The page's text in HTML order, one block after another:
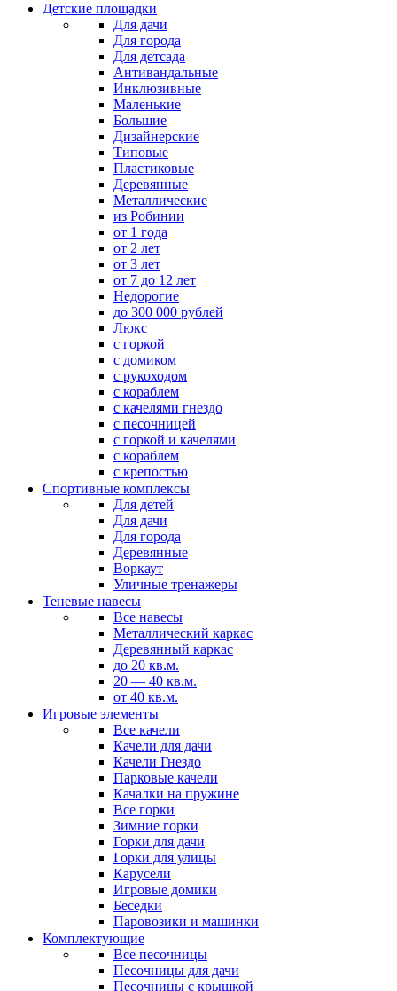
Детские площадки
Для дачи
Для города
Для детсада
Антивандальные
Инклюзивные
Маленькие
Большие
Дизайнерские
Типовые
Пластиковые
Деревянные
Металлические
из Робинии
от 1 года
от 2 лет
от 3 лет
от 7 до 12 лет
Недорогие
до 300 000 рублей
Люкс
с горкой
с домиком
с рукоходом
с кораблем
с качелями гнездо
с песочницей
с горкой и качелями
с кораблем
с крепостью
Спортивные комплексы
Для детей
Для дачи
Для города
Деревянные
Воркаут
Уличные тренажеры
Теневые навесы
Все навесы
Металлический каркас
Деревянный каркас
до 20 кв.м.
20 — 40 кв.м.
от 40 кв.м.
Игровые элементы
Все качели
Качели для дачи
Качели Гнездо
Парковые качели
Качалки на пружине
Все горки
Зимние горки
Горки для дачи
Горки для улицы
Карусели
Игровые домики
Беседки
Паровозики и машинки
Комплектующие
Все песочницы
Песочницы для дачи
Песочницы с крышкой